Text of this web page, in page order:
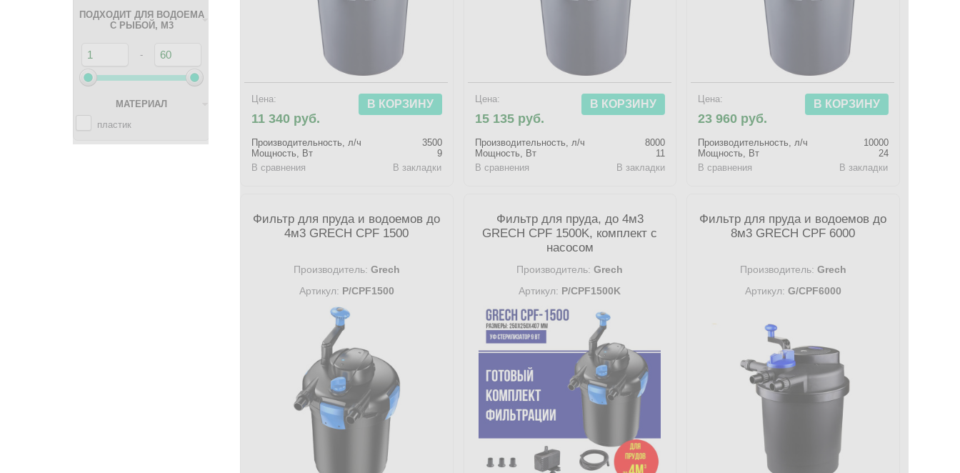
35
ПОДХОДИТ ДЛЯ ВОДОЕМА
С РЫБОЙ, М3
-
МАТЕРИАЛ
пластик
Цена:
11 340 руб.
В КОРЗИНУ
Производительность, л/ч
3500
Мощность, Вт
9
В сравнения
В закладки
Цена:
15 135 руб.
В КОРЗИНУ
Производительность, л/ч
8000
Мощность, Вт
11
В сравнения
В закладки
Цена:
23 960 руб.
В КОРЗИНУ
Производительность, л/ч
10000
Мощность, Вт
24
В сравнения
В закладки
Фильтр для пруда и водоемов до
4м3 GRECH CPF 1500
Производитель: Grech
Артикул: P/CPF1500
Фильтр для пруда, до 4м3
GRECH CPF 1500K, комплект с
насосом
Производитель: Grech
Артикул: P/CPF1500K
Фильтр для пруда и водоемов до
8м3 GRECH CPF 6000
Производитель: Grech
Артикул: G/CPF6000